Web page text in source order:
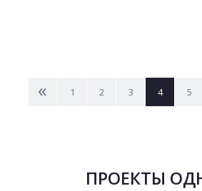
< 1 2 3 4 5
ПРОЕКТЫ